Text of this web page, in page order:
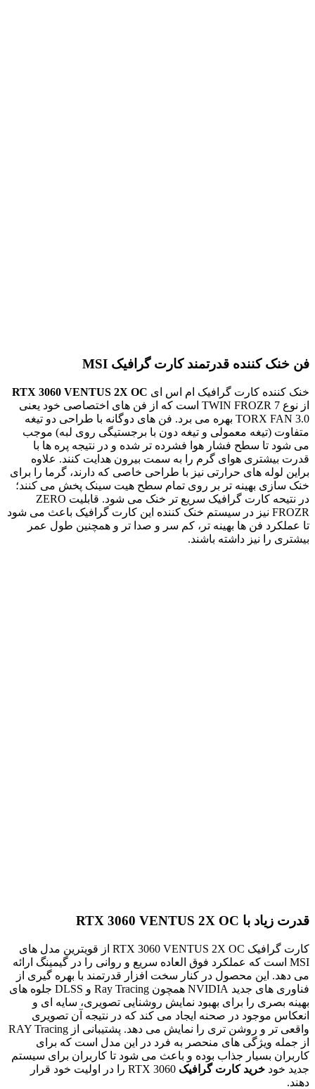
فن خنک کننده قدرتمند کارت گرافیک MSI
خنک کننده کارت گرافیک ام اس ای
از نوع TWIN FROZR 7 است که از فن های اختصاصی خود یعنی
TORX FAN 3.0 بهره می برد. فن های دوگانه با طراحی دو تیغه
متفاوت (تیغه معمولی و تیغه دون با برجستیگی روی لبه) موجب
می شود تا سطح فشار هوا فشرده تر شده و در نتیجه پره ها با
قدرت بیشتری هوای گرم را به سمت بیرون هدایت کنند. علاوه
براین لوله های حرارتی نیز با طراحی خاصی که دارند، گرما را برای
خنک سازی بهینه تر بر روی تمام سطح هیت سینک پخش می کنند؛
در نتیحه کارت گرافیک سریع تر خنک می شود. قابلیت ZERO
FROZR نیز در سیستم خنک کننده این کارت گرافیک باعث می شود
تا عملکرد فن ها بهینه تر، کم سر و صدا تر و همچنین طول عمر
بیشتری را نیز داشته باشند.
قدرت زیاد با RTX 3060 VENTUS 2X OC
کارت گرافیک RTX 3060 VENTUS 2X OC از قویترین مدل های
MSI است که عملکرد فوق العاده سریع و روانی را در گیمینگ ارائه
می دهد. این محصول در کنار سخت افزار قدرتمند با بهره گیری از
فناوری های جدید NVIDIA همچون Ray Tracing و DLSS جلوه های
بهینه بصری را برای بهبود نمایش روشنایی تصویری، سایه ای و
انعکاس موجود در صحنه ایجاد می کند که در نتیجه آن تصویری
واقعی تر و روشن تری را نمایش می دهد. پشتیبانی از RAY Tracing
از جمله ویژگی های منحصر به فرد در این مدل است که برای
کاربران بسیار جذاب بوده و باعث می شود تا کاربران برای سیستم
جدید خود خرید کارت گرافیک
RTX 3060 را در اولیت خود قرار
دهند.